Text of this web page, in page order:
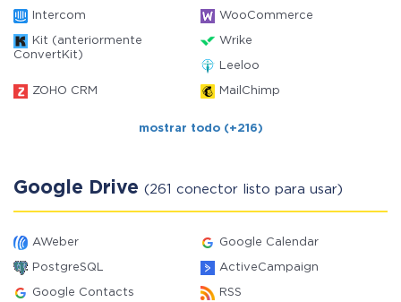
Intercom WooCommerce
Kit (anteriormente
ConvertKit)
Wrike
Leeloo
ZOHO CRM MailChimp
mostrar todo (+216)
Google Drive (261 conector listo para usar)
AWeber Google Calendar
PostgreSQL ActiveCampaign
Google Contacts RSS